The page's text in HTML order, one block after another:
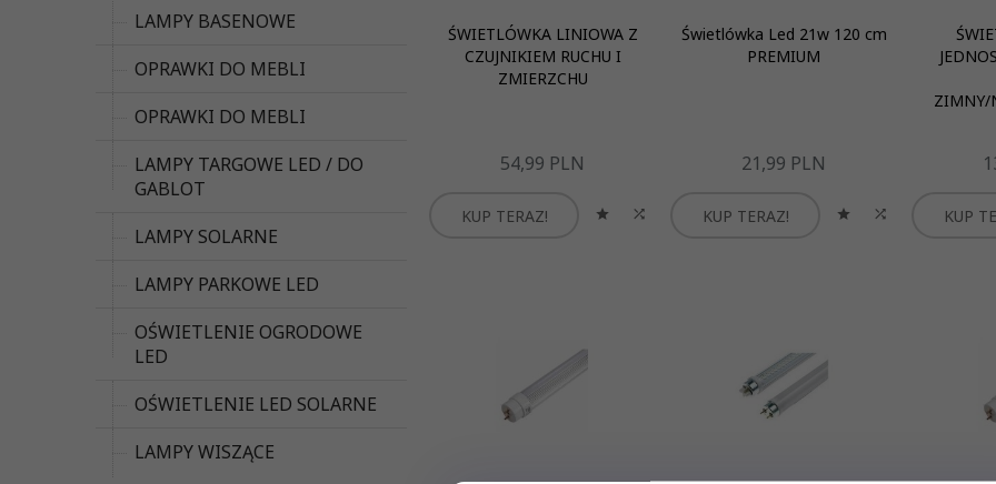
LAMPY BASENOWE
OPRAWKI DO MEBLI
OPRAWKI DO MEBLI
LAMPY TARGOWE LED / DO
GABLOT
LAMPY SOLARNE
LAMPY PARKOWE LED
OŚWIETLENIE OGRODOWE
LED
OŚWIETLENIE LED SOLARNE
LAMPY WISZĄCE
ŚWIETLÓWKA LINIOWA Z
CZUJNIKIEM RUCHU I
ZMIERZCHU
54,99 PLN
KUP TERAZ!
Świetlówka Led 21w 120 cm
PREMIUM
21,99 PLN
KUP TERAZ!
ZIMNY/
KUP